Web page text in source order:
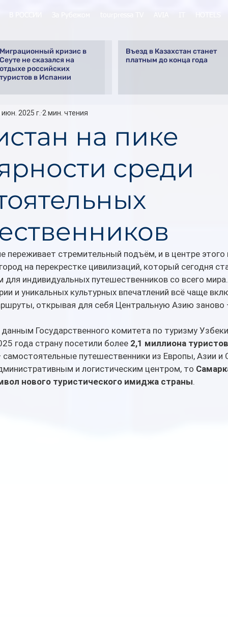
Миграционный кризис в
Сеуте не сказался на
отдыхе российских
туристов в Испании
Въезд в Казахстан станет
платным до конца года
на пике
среди
июн. 2025 г. 2 мин. чтения
переживает стремительный подъём, и в центре
на перекрестке цивилизаций, который сегодня
индивидуальных путешественников со всего
и уникальных культурных впечатлений всё чаще
открывая для себя Центральную Азию заново
Государственного комитета по туризму
года страну посетили более 2,1 миллиона туристов
самостоятельные путешественники из Европы, Азии и
и логистическим центром, то
нового туристического имиджа страны.